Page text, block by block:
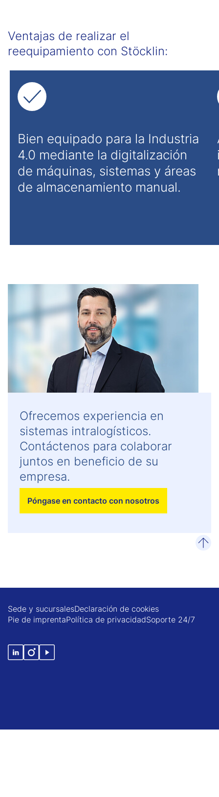
Ventajas de realizar el
reequipamiento con Stöcklin:
Bien equipado para la Industria
4.0 mediante la digitalización
de máquinas, sistemas y áreas
de almacenamiento manual.
Ofrecemos experiencia en
sistemas intralogísticos.
Contáctenos para colaborar
juntos en beneficio de su
empresa.
Póngase en contacto con nosotros
Sede y sucursalesDeclaración de cookies
Pie de imprentaPolítica de privacidadSoporte 24/7